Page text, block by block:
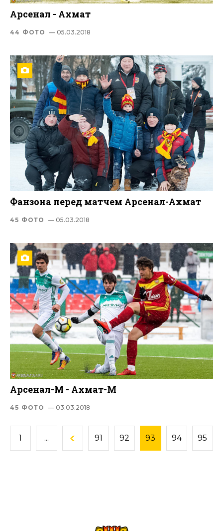
Арсенал - Ахмат
44 ФОТО — 05.03.2018
Фанзона перед матчем Арсенал-Ахмат
45 ФОТО — 05.03.2018
Арсенал-М - Ахмат-М
45 ФОТО — 03.03.2018
1 ... 91 92 93 94 95